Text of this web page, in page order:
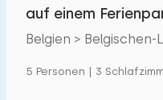
auf einem
Belgien >
5 Personen | 3